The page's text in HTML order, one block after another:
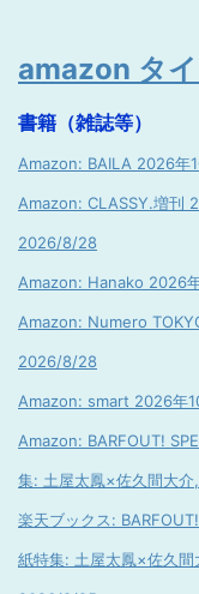
amazon タ
書籍（雑誌等）
Amazon: BAILA 2026年
Amazon: CLASSY.増刊
2026/8/28
Amazon: Hanako 2026
Amazon: Numero
2026/8/28
Amazon: smart 2026年
Amazon: BARFOUT!
集: 土屋太鳳×佐久間大
楽天ブックス:
紙特集: 土屋太鳳×佐久